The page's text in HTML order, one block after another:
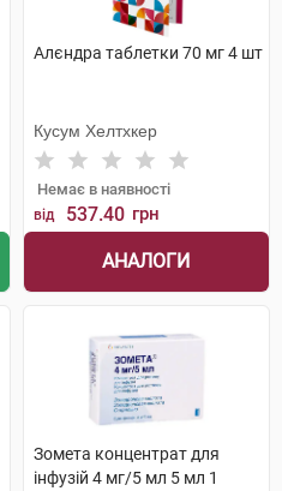
Алєндра таблетки 70 мг 4 шт
Кусум Хелтхкер
Немає в наявності
від 537.40 грн
АНАЛОГИ
Зомета концентрат для
інфузій 4 мг/5 мл 5 мл 1